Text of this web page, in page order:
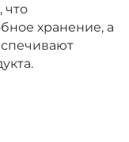
что
хранение, а